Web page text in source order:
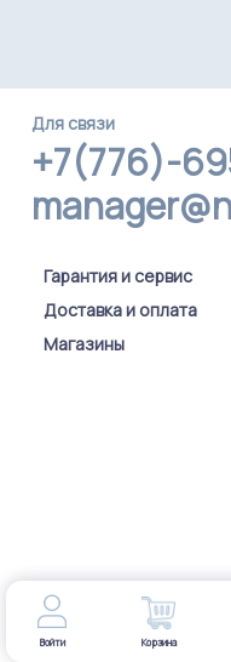
Для связи
+7(776)-
Гарантия и сервис
Доставка и оплата
Магазины
Войти Корзина